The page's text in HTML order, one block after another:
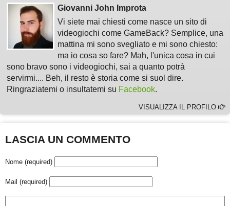
Giovanni John Improta
Vi siete mai chiesti come nasce un sito di
videogiochi come GameBack? Semplice, una
mattina mi sono svegliato e mi sono chiesto:
ma io cosa so fare? Mah, l'unica cosa in cui
sono bravo sono i videogiochi, sai a quanto potrà
servirmi.... Beh, il resto è storia come si suol dire.
Ringraziatemi o insultatemi su Facebook.
VISUALIZZA IL PROFILO
LASCIA UN COMMENTO
Nome (required)
Mail (required)